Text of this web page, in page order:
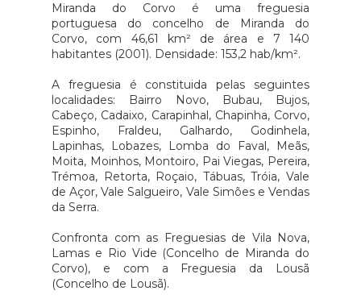
Miranda do Corvo é uma freguesia
portuguesa do concelho de Miranda do
Corvo, com 46,61 km² de área e 7 140
habitantes (2001). Densidade: 153,2 hab/km².
A freguesia é constituida pelas seguintes
localidades: Bairro Novo, Bubau, Bujos,
Cabeço, Cadaixo, Carapinhal, Chapinha, Corvo,
Espinho, Fraldeu, Galhardo, Godinhela,
Lapinhas, Lobazes, Lomba do Faval, Meãs,
Moita, Moinhos, Montoiro, Pai Viegas, Pereira,
Trémoa, Retorta, Roçaio, Tábuas, Tróia, Vale
de Açor, Vale Salgueiro, Vale Simões e Vendas
da Serra.
Confronta com as Freguesias de Vila Nova,
Lamas e Rio Vide (Concelho de Miranda do
Corvo), e com a Freguesia da Lousã
(Concelho de Lousã).